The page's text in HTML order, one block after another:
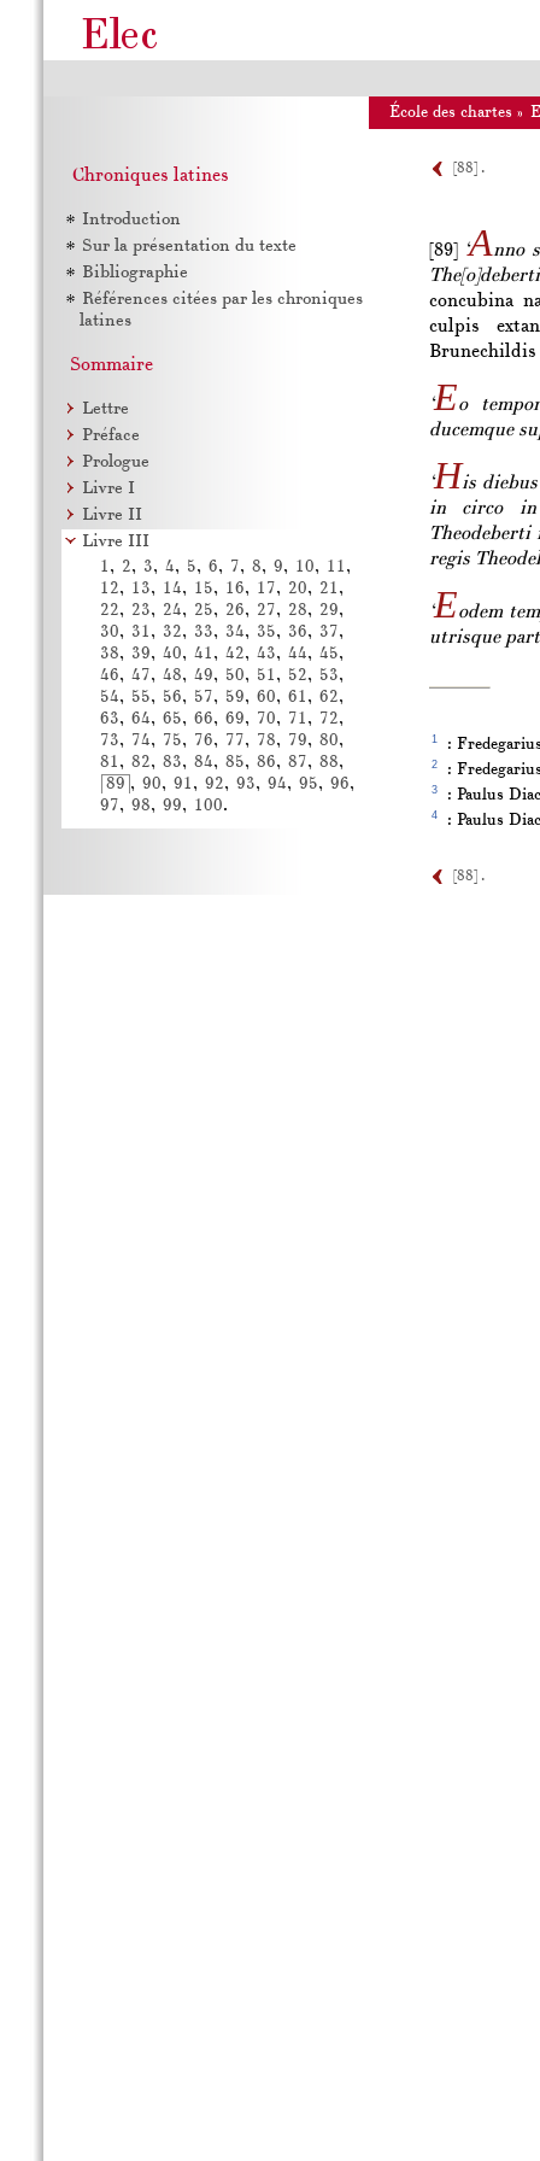
Chroniques latines
Introduction
Sur la présentation du texte
Bibliographie
Références citées par les chroniques
latines
Sommaire
Lettre
Préface
Prologue
Livre I
Livre II
Livre III
1 , 2, 3, 4, 5, 6, 7 , 8, 9, 10, 11 ,
12, 13, 14, 15, 16, 17 , 20, 21 ,
22, 23, 24, 25, 26, 27 , 28, 29,
30, 31 , 32, 33, 34, 35, 36, 37 ,
38, 39, 40, 41 , 42, 43, 44, 45,
46, 47 , 48, 49, 50, 51 , 52, 53,
54, 55, 56, 57 , 59, 60, 61 , 62,
63, 64, 65, 66, 69, 70, 71 , 72,
73, 74, 75, 76, 77 , 78, 79, 80,
81 , 82, 83, 84, 85, 86, 87 , 88,
89 , 90, 91 , 92, 93, 94, 95, 96,
97 , 98, 99, 100.
École des chartes »
[88] .
[89] ‘Anno
concubina
culpis
Brunechildis
‘Eo
ducemque
‘His
in circo in
Theodeberti
regis
‘Eodem
utrisque
1 :
2 :
3 : Paulus
4 : Paulus
[88] .